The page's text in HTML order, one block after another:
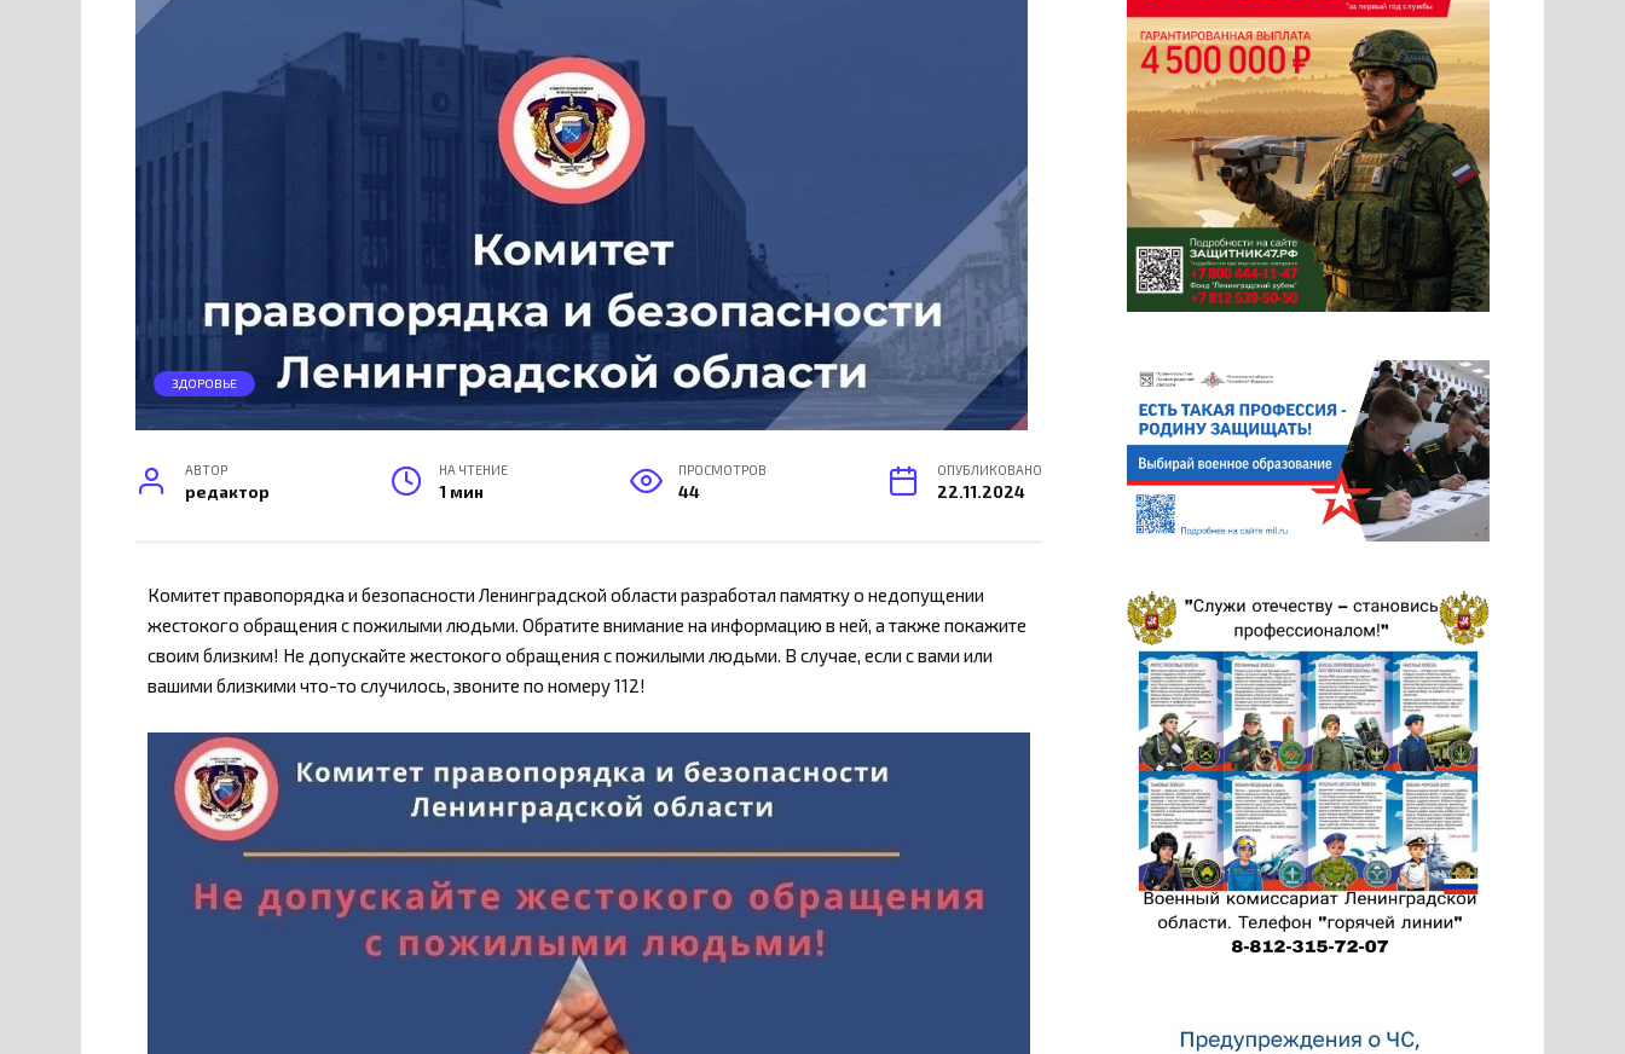
ЗДОРОВЬЕ
АВТОР
редактор
НА ЧТЕНИЕ
1 мин
ПРОСМОТРОВ
44
ОПУБЛИКОВАНО
22.11.2024
Комитет правопорядка и безопасности Ленинградской области разработал памятку о недопущении
жестокого обращения с пожилыми людьми. Обратите внимание на информацию в ней, а также покажите
своим близким! Не допускайте жестокого обращения с пожилыми людьми. В случае, если с вами или
вашими близкими что-то случилось, звоните по номеру 112!